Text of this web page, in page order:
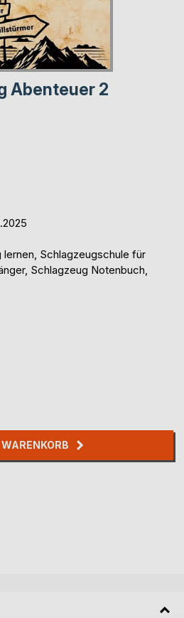
Abenteuer 2
Schlagzeugschule für
Schlagzeug Notenbuch,